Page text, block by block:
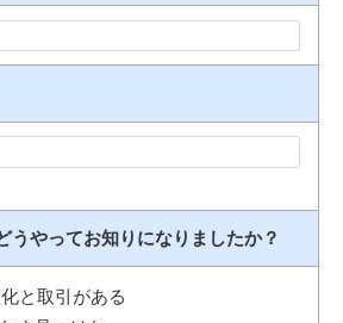
うやってお知りになりましたか？
と取引がある